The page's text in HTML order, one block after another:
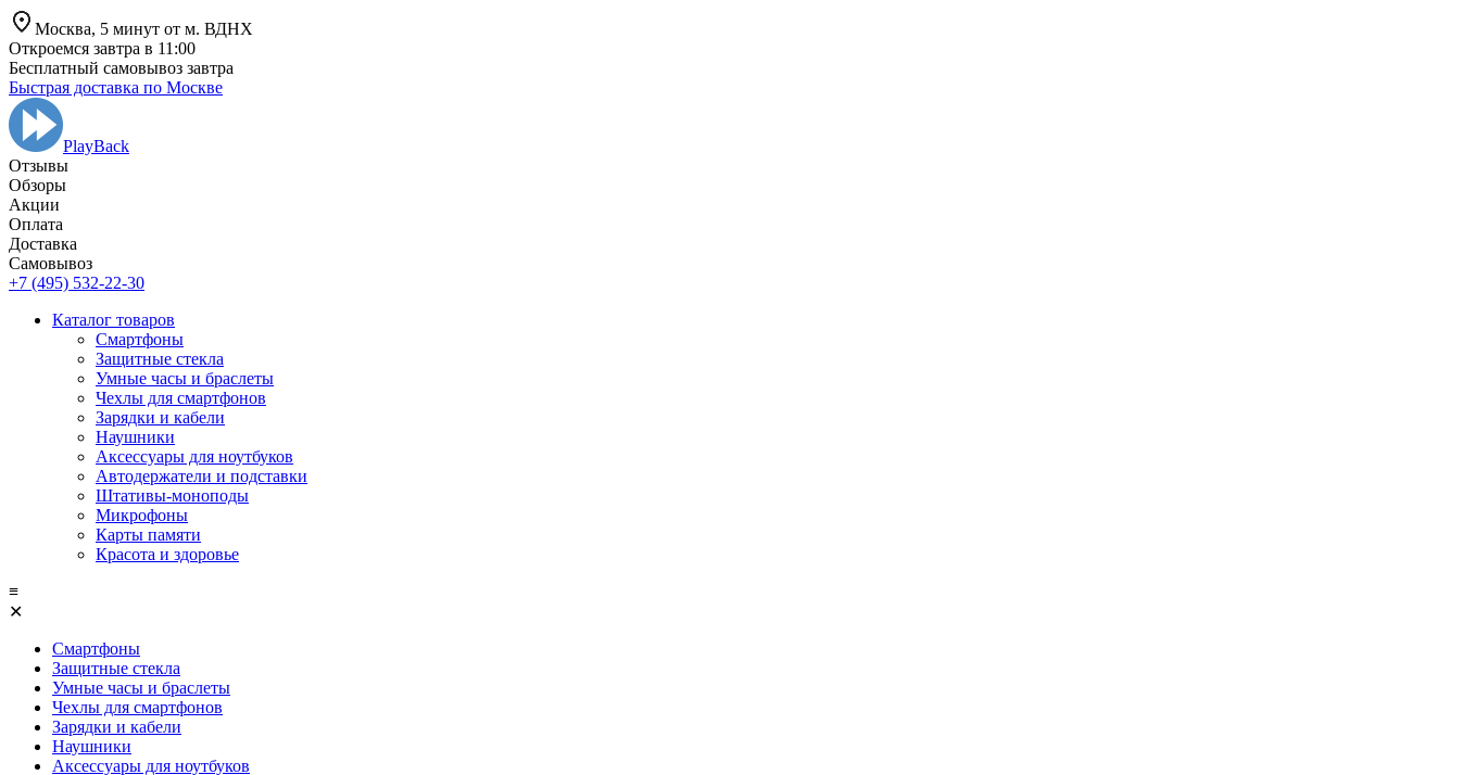
Москва, 5 минут от м. ВДНХ
Откроемся завтра в 11:00
Бесплатный самовывоз завтра
Быстрая доставка по Москве
PlayBack
Отзывы
Обзоры
Aкции
Оплата
Доставка
Самовывоз
+7 (495) 532-22-30
Каталог товаров
Смартфоны
Защитные стекла
Умные часы и браслеты
Чехлы для смартфонов
Зарядки и кабели
Наушники
Аксессуары для ноутбуков
Автодержатели и подставки
Штативы-моноподы
Микрофоны
Карты памяти
Красота и здоровье
≡
✕
Смартфоны
Защитные стекла
Умные часы и браслеты
Чехлы для смартфонов
Зарядки и кабели
Наушники
Аксессуары для ноутбуков